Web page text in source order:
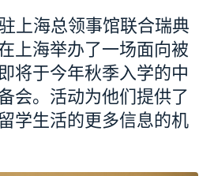
上海总领事馆联合瑞典
上海举办了一场面向被
将于今年秋季入学的中
会。活动为他们提供了
学生活的更多信息的机